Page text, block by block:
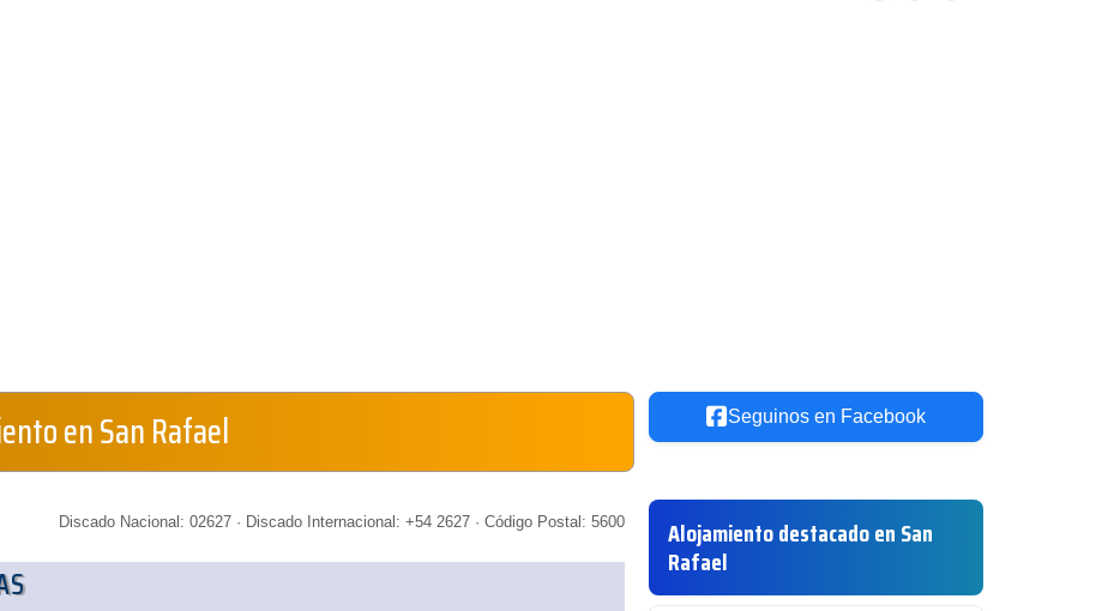
en San Rafael
Discado Nacional: 02627 · Discado Internacional: +54 2627 · Código Postal: 5600
Seguinos en Facebook
Alojamiento destacado en San
Rafael